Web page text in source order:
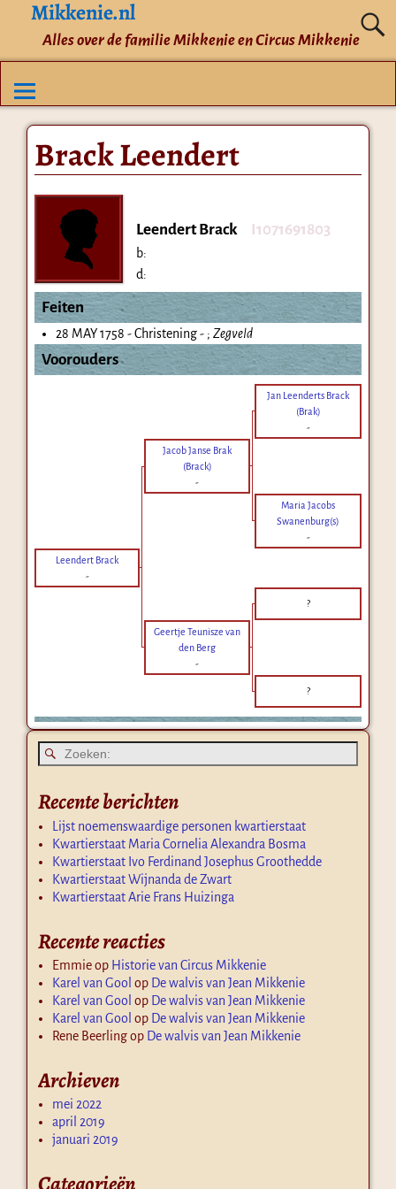
Mikkenie.nl
Alles over de familie Mikkenie en Circus Mikkenie
Brack Leendert
Leendert Brack I1071691803
b:
d:
Feiten
28 MAY 1758 - Christening - ; Zegveld
Voorouders
Jan Leenderts Brack
(Brak)
-
Jacob Janse Brak
(Brack)
-
Maria Jacobs
Swanenburg(s)
-
Leendert Brack
-
?
Geertje Teunisze van
den Berg
-
?
Recente berichten
Lijst noemenswaardige personen kwartierstaat
Kwartierstaat Maria Cornelia Alexandra Bosma
Kwartierstaat Ivo Ferdinand Josephus Groothedde
Kwartierstaat Wijnanda de Zwart
Kwartierstaat Arie Frans Huizinga
Recente reacties
Emmieop Historie van Circus Mikkenie
Karel van Gool op De walvis van Jean Mikkenie
Karel van Gool op De walvis van Jean Mikkenie
Karel van Gool op De walvis van Jean Mikkenie
Rene Beerlingop De walvis van Jean Mikkenie
Archieven
mei 2022
april 2019
januari 2019